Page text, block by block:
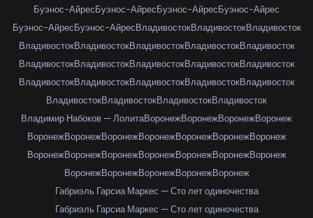
Буэнос-АйресБуэнос-АйресБуэнос-АйресБуэнос-Айрес
Буэнос-АйресБуэнос-АйресВладивостокВладивостокВладивосток
ВладивостокВладивостокВладивостокВладивостокВладивосток
ВладивостокВладивостокВладивостокВладивостокВладивосток
ВладивостокВладивостокВладивостокВладивостокВладивосток
ВладивостокВладивостокВладивостокВладивосток
Владимир Набоков — ЛолитаВоронежВоронежВоронежВоронеж
ВоронежВоронежВоронежВоронежВоронежВоронежВоронеж
ВоронежВоронежВоронежВоронежВоронежВоронежВоронеж
ВоронежВоронежВоронежВоронежВоронеж
Габриэль Гарсиа Маркес — Сто лет одиночества
Габриэль Гарсиа Маркес — Сто лет одиночества